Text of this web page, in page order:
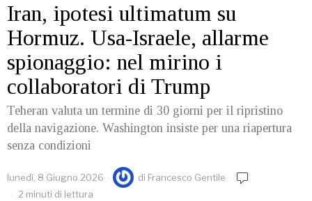
Iran, ipotesi ultimatum su
Hormuz. Usa-Israele, allarme
spionaggio: nel mirino i
collaboratori di Trump
Teheran valuta un termine di 30 giorni per il ripristino
della navigazione. Washington insiste per una riapertura
senza condizioni
lunedì, 8 Giugno 2026 di Francesco Gentile
2 minuti di lettura